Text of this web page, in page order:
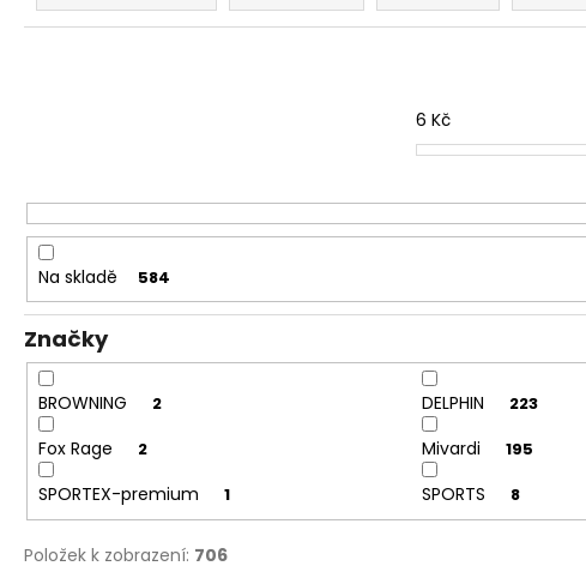
z
o
d
u
k
t
ů
6 Kč
Na skladě 584
Značky
BROWNING 2 DELPHIN 223
Fox Rage 2 Mivardi 195
SPORTEX-premium 1 SPORTS 8
Položek k zobrazení: 706